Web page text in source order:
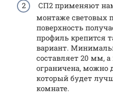
СП2 применяют
монтаже световых
поверхность
профиль крепится
вариант.
составляет 20 мм,
ограничена, можно
который будет
комнате.